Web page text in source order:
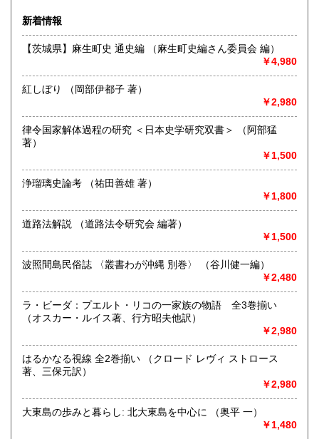
沿線名：信越線
営業時間：10:00～17:00
定休日：-
宅配、出張、持ち込みでの買取を行っておりますので、お気
取り扱い分野
総記、哲学宗教、歴史、社会科学、自然科学、古書一般（そ
の他）
新着情報
【茨城県】麻生町史 通史編 （麻生町史編さん委員会 編）
￥4,980
紅しぼり （岡部伊都子 著）
￥2,980
律令国家解体過程の研究 ＜日本史学研究双書＞ （阿部猛
著）
￥1,500
浄瑠璃史論考 （祐田善雄 著）
￥1,800
道路法解説 （道路法令研究会 編著）
￥1,500
波照間島民俗誌 〈叢書わが沖縄 別巻〉 （谷川健一編）
￥2,480
ラ・ビーダ：プエルト・リコの一家族の物語 全3巻揃い
（オスカー・ルイス著、行方昭夫他訳）
￥2,980
はるかなる視線 全2巻揃い （クロード レヴィ ストロース
著、三保元訳）
￥2,980
大東島の歩みと暮らし: 北大東島を中心に （奥平 一）
￥1,480